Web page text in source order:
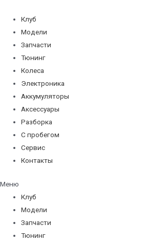
содержимому
Клуб
Модели
Запчасти
Тюнинг
Колеса
Электроника
Аккумуляторы
Аксессуары
Разборка
С пробегом
Сервис
Контакты
Меню
Клуб
Модели
Запчасти
Тюнинг